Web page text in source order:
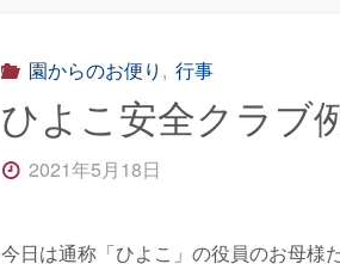
園からのお便り , 行事
ひよこ安全クラ
2021年5月18日
今日は通称「ひよこ」の役員のお母様